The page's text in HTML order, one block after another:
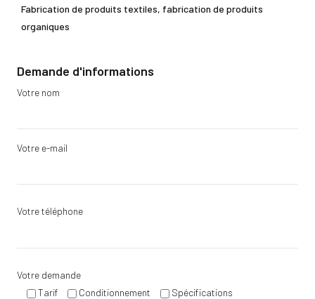
Fabrication de produits textiles, fabrication de produits
organiques
Demande d'informations
Votre nom
Votre e-mail
Votre téléphone
Votre demande
Tarif
Conditionnement
Spécifications